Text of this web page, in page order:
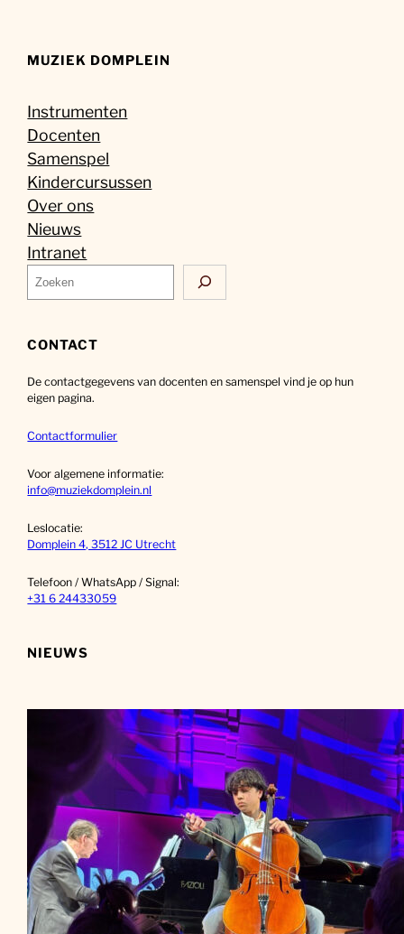
MUZIEK DOMPLEIN
Instrumenten
Docenten
Samenspel
Kindercursussen
Over ons
Nieuws
Intranet
Z
o
k
n
CONTACT
De contactgegevens van docenten en samenspel vind je op hun
eigen pagina.
Contactformulier
Voor algemene informatie:
info@muziekdomplein.nl
Leslocatie:
Domplein 4, 3512 JC Utrecht
Telefoon / WhatsApp / Signal:
+31 6 24433059
NIEUWS